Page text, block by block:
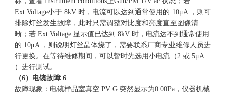
Ext.Voltage小于 8kV 时，电流可以达到通常使用的 10μA ，则可
排除灯丝发生故障，此时只需调整对比度和亮度直至图像清
晰；若 Ext.Voltage 显示值已达到 8kV 时，电流达不到通常使用
的 10μA ，则说明灯丝晶体烧了，需要联系厂商专业维修人员进
行更换。在等待维修期间，可以暂时先选用小电流（2 或 5μA
）进行测试。
（6）电镜故障 6
故障现象：电镜样品室真空 PV G 突然显示为0.00Pa，仪器机械